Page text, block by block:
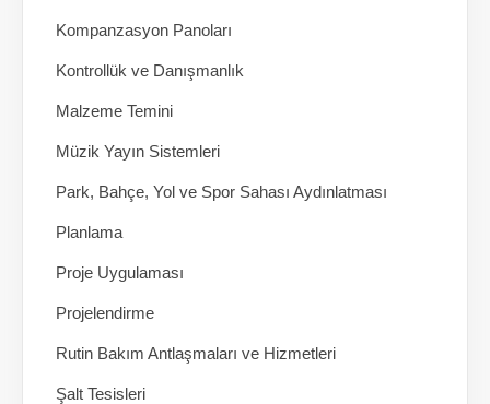
Kompanzasyon Panoları
Kontrollük ve Danışmanlık
Malzeme Temini
Müzik Yayın Sistemleri
Park, Bahçe, Yol ve Spor Sahası Aydınlatması
Planlama
Proje Uygulaması
Projelendirme
Rutin Bakım Antlaşmaları ve Hizmetleri
Şalt Tesisleri